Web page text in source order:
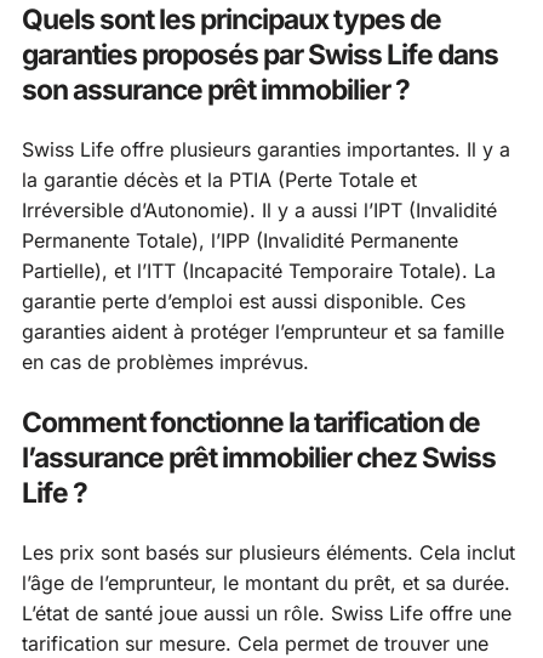
Quels sont les principaux types de
garanties proposés par Swiss Life dans
son assurance prêt immobilier ?
Swiss Life offre plusieurs garanties importantes. Il y a
la garantie décès et la PTIA (Perte Totale et
Irréversible d’Autonomie). Il y a aussi l’IPT (Invalidité
Permanente Totale), l’IPP (Invalidité Permanente
Partielle), et l’ITT (Incapacité Temporaire Totale). La
garantie perte d’emploi est aussi disponible. Ces
garanties aident à protéger l’emprunteur et sa famille
en cas de problèmes imprévus.
Comment fonctionne la tarification de
l’assurance prêt immobilier chez Swiss
Life ?
Les prix sont basés sur plusieurs éléments. Cela inclut
l’âge de l’emprunteur, le montant du prêt, et sa durée.
L’état de santé joue aussi un rôle. Swiss Life offre une
tarification sur mesure. Cela permet de trouver une